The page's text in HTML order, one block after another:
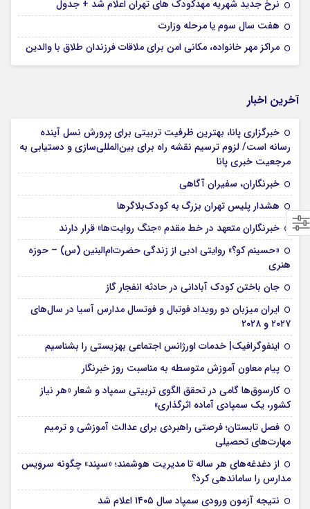
نرخ جدید شهریه مهدکودک های تهران اعلام شد + جدول
هفت سال سوم یا مرحله وزارت
مراکز مهر خانواده، مکانی امن برای ملاقات فرزندان طلاق با والدین
آخرین اخبار
خبرگزاری پانا، بهترین ظرفیت تربیتی برای پرورش نسل آینده
رسانه است/ لزوم ترسیم نقشه راه برای بین‌المللی‌سازی و دستیابی به
مرجعیت خبری پانا
خبرنگاران، سفیران آگاهی
هشدار پلیس تهران بزرگ به کودک‌بلاگرها
خبرنگاران متعهد در خط مقدم «جنگ روایت‌ها» قرار دارند
«حسینم کو؟» روایتی ادبی از زندگی حضرت‌ام‌البنین (س) – حوزه
هنری
جان باختن کودک آبادانی در حادثه انفجار گاز
ایران میزبان دو رویداد فوتبال و فوتسال مدارس آسیا در سال‌های
۲۰۲۷ و ۲۰۲۸
اینفوگرافیک| خدمات اورژانس اجتماعی بهزیستی را بشناسیم
پیام معاون آموزش متوسطه به مناسبت روز خبرنگار
کارسوق‌ها گامی در تحقق الگوی تربیتی سمپاد و شعار «هر نیاز
کشور، یک سمپادی آماده اثرگذاری»
فصل تابستان؛ فرصتی راهبردی برای عدالت آموزشی و ترمیم
مهارت‌های تحصیلی
از دغدغه‌های هر ساله تا مدیریت هوشمند؛ «سپند» چگونه سرویس
مدارس را ساماندهی کرد؟
نتیجه آزمون ورودی سمپاد سال ۱۴۰۵ اعلام شد